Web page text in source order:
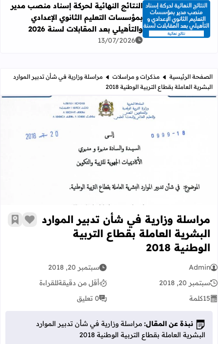
اقرأ المزيد عن النتائج النهائية لحركة إسناد منصب مدير
النتائج النهائية لحركة إسناد منصب مدير
بمؤسسات التعليم الثانوي الإعدادي
والتأهيلي بعد المقابلات لسنة 2026
13/07/2026
الصفحة الرئيسية مذكرات و مراسلات
مراسلة وزارية في شأن تدبير الموارد
البشرية العاملة بقطاع التربية الوطنية 2018
مراسلة وزارية في شأن تدبير الموارد
مراسلة وزارية في شأن تدبير الموارد
البشرية العاملة بقطاع التربية
الوطنية 2018
زر أضف
Admin
سبتمبر 20, 2018
سبتمبر 20, 2018
أقل من دقيقةللقراءة
15كلمة 0 تعليق
نبذة عن المقال: مراسلة وزارية في شأن تدبير الموارد
البشرية العاملة بقطاع التربية الوطنية 2018